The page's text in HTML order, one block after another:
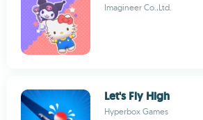
Imagineer Co.,Ltd.
Let's Fly High
Hyperbox Games